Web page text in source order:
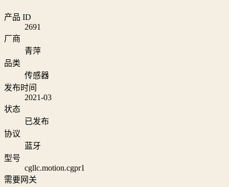
产品 ID
2691
厂商
青萍
品类
传感器
发布时间
2021-03
状态
已发布
协议
蓝牙
型号
cgllc.motion.cgpr1
需要网关